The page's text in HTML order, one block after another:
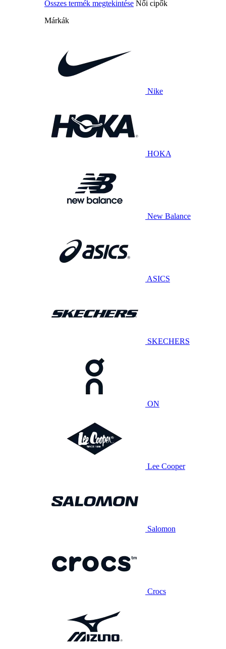
Összes termék megtekintése Női cipők
Márkák
Nike
HOKA
New Balance
ASICS
SKECHERS
ON
Lee Cooper
Salomon
Crocs